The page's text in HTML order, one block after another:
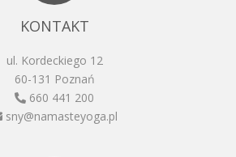
KONTAKT
ul. Kordeckiego 12
60-131 Poznań
660 441 200
sny@namasteyoga.pl